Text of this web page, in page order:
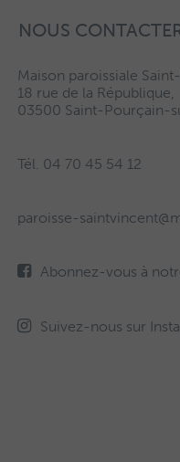
NOUS
Maison paroissiale
18 rue de la République,
03500 Saint-Pourçain-
Tél. 04 70 45 54 12
paroisse-
Abonnez-vous à
Suivez-nous sur